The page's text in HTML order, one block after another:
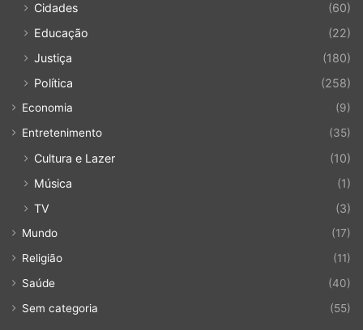
Cidades
(60)
Educação
(22)
Justiça
(180)
Política
(258)
Economia
(9)
Entretenimento
(35)
Cultura e Lazer
(10)
Música
(1)
TV
(3)
Mundo
(17)
Religião
(11)
Saúde
(40)
Sem categoria
(55)